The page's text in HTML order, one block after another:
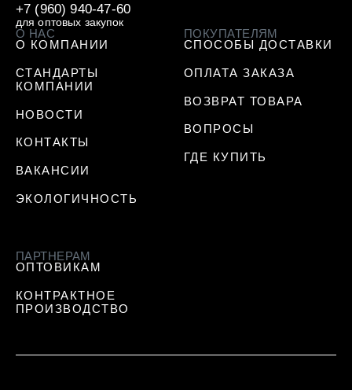
+7 (960) 940-47-60
для оптовых закупок
О НАС
О КОМПАНИИ
СТАНДАРТЫ
КОМПАНИИ
НОВОСТИ
КОНТАКТЫ
ВАКАНСИИ
ЭКОЛОГИЧНОСТЬ
ПОКУПАТЕЛЯМ
СПОСОБЫ ДОСТАВКИ
ОПЛАТА ЗАКАЗА
ВОЗВРАТ ТОВАРА
ВОПРОСЫ
ГДЕ КУПИТЬ
ПАРТНЕРАМ
ОПТОВИКАМ
КОНТРАКТНОЕ
ПРОИЗВОДСТВО